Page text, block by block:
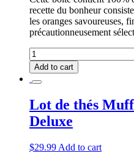
recette du bonheur
les oranges savoureuses,
précautionneusement
L'esprit
tranquille
quantity
Add to cart
Lot de thés
Deluxe
$29.99 Add to cart